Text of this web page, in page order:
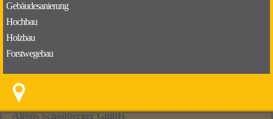
Gebäudesanierung
Hochbau
Holzbau
Forstwegebau
Alfons Schönberger GmbH